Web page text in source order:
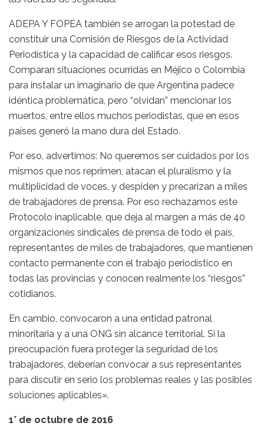
ADEPA Y FOPEA también se arrogan la potestad de
constituir una Comisión de Riesgos de la Actividad
Periodística y la capacidad de calificar esos riesgos.
Comparan situaciones ocurridas en Méjico o Colombia
para instalar un imaginario de que Argentina padece
idéntica problemática, pero “olvidan” mencionar los
muertos, entre ellos muchos periodistas, que en esos
países generó la mano dura del Estado.
Por eso, advertimos: No queremos ser cuidados por los
mismos que nos reprimen, atacan el pluralismo y la
multiplicidad de voces, y despiden y precarizan a miles
de trabajadores de prensa. Por eso rechazamos este
Protocolo inaplicable, que deja al margen a más de 40
organizaciones sindicales de prensa de todo el país,
representantes de miles de trabajadores, que mantienen
contacto permanente con el trabajo periodístico en
todas las provincias y conocen realmente los “riesgos”
cotidianos.
En cambio, convocaron a una entidad patronal
minoritaria y a una ONG sin alcance territorial. Si la
preocupación fuera proteger la seguridad de los
trabajadores, deberían convocar a sus representantes
para discutir en serio los problemas reales y las posibles
soluciones aplicables».
1° de octubre de 2016